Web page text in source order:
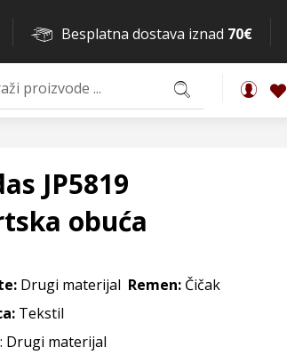
Besplatna dostava iznad 70€
JP5819
obuća
Drugi materijal Remen:Čičak
Tekstil
: Drugi materijal